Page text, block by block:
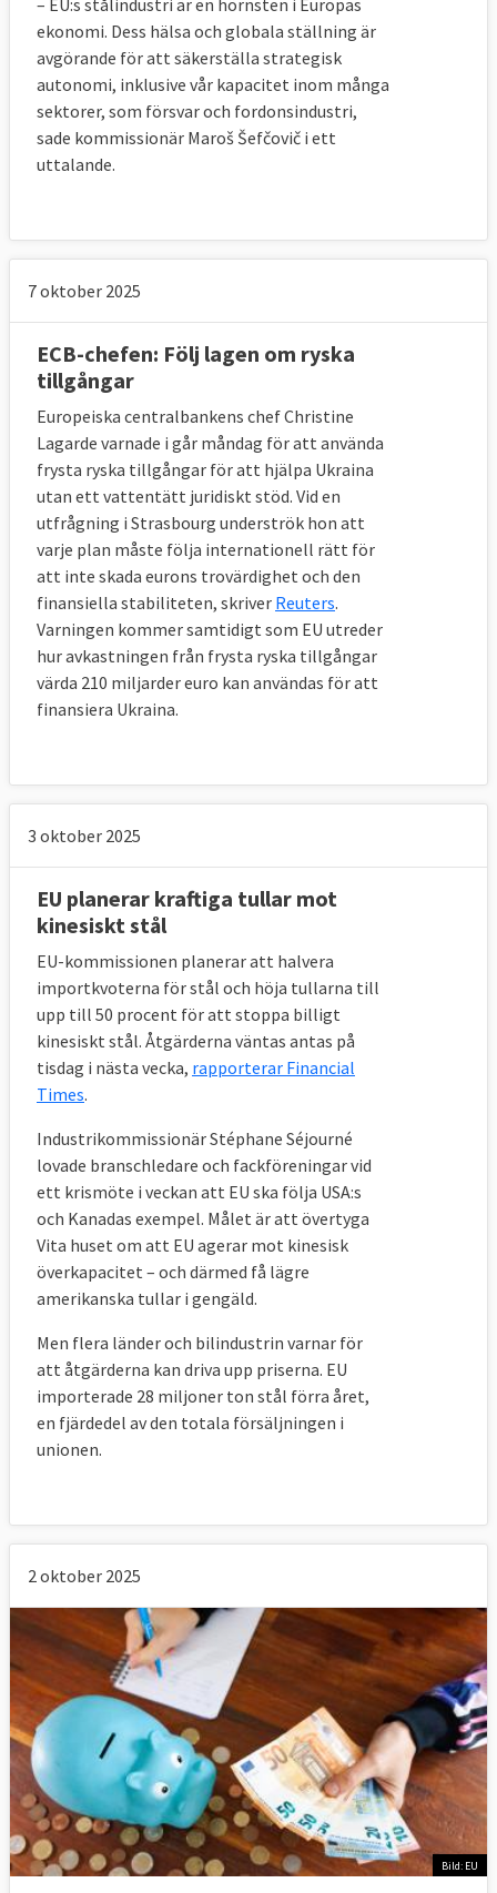
– EU:s stålindustri är en hörnsten i Europas
ekonomi. Dess hälsa och globala ställning är
avgörande för att säkerställa strategisk
autonomi, inklusive vår kapacitet inom många
sektorer, som försvar och fordonsindustri,
sade kommissionär Maroš Šefčovič i ett
uttalande.
7 oktober 2025
ECB-chefen: Följ lagen om ryska
tillgångar
Europeiska centralbankens chef Christine
Lagarde varnade i går måndag för att använda
frysta ryska tillgångar för att hjälpa Ukraina
utan ett vattentätt juridiskt stöd. Vid en
utfrågning i Strasbourg underströk hon att
varje plan måste följa internationell rätt för
att inte skada eurons trovärdighet och den
finansiella stabiliteten, skriver Reuters.
Varningen kommer samtidigt som EU utreder
hur avkastningen från frysta ryska tillgångar
värda 210 miljarder euro kan användas för att
finansiera Ukraina.
3 oktober 2025
EU planerar kraftiga tullar mot
kinesiskt stål
EU-kommissionen planerar att halvera
importkvoterna för stål och höja tullarna till
upp till 50 procent för att stoppa billigt
kinesiskt stål. Åtgärderna väntas antas på
tisdag i nästa vecka, rapporterar Financial
Times.
Industrikommissionär Stéphane Séjourné
lovade branschledare och fackföreningar vid
ett krismöte i veckan att EU ska följa USA:s
och Kanadas exempel. Målet är att övertyga
Vita huset om att EU agerar mot kinesisk
överkapacitet – och därmed få lägre
amerikanska tullar i gengäld.
Men flera länder och bilindustrin varnar för
att åtgärderna kan driva upp priserna. EU
importerade 28 miljoner ton stål förra året,
en fjärdedel av den totala försäljningen i
unionen.
2 oktober 2025
Bild: EU